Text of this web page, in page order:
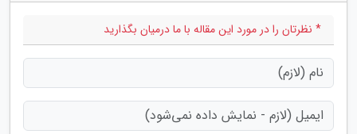
* نظرتان را در مورد این مقاله با ما درمیان بگذارید